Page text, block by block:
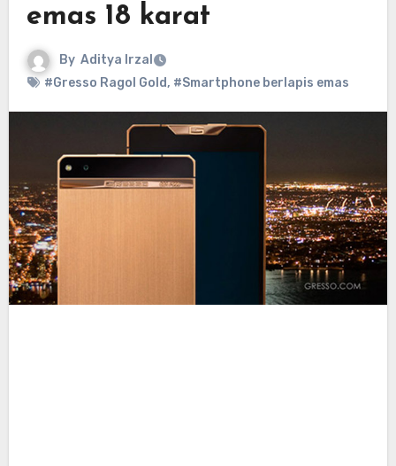
emas 18 karat
By Aditya Irzal
#Gresso Ragol Gold, #Smartphone berlapis emas